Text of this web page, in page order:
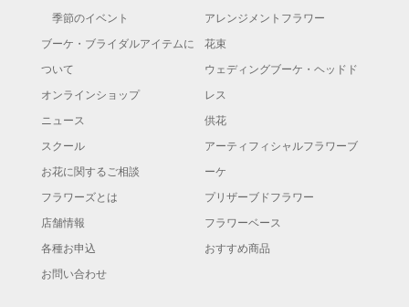
季節のイベント
ブーケ・ブライダルアイテムに
ついて
オンラインショップ
ニュース
スクール
お花に関するご相談
フラワーズとは
店舗情報
各種お申込
お問い合わせ
アレンジメントフラワー
花束
ウェディングブーケ・ヘッドド
レス
供花
アーティフィシャルフラワーブ
ーケ
プリザーブドフラワー
フラワーベース
おすすめ商品